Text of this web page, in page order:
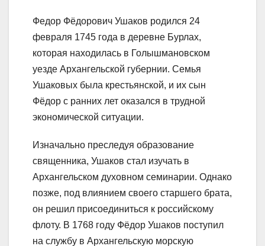
Федор Фёдорович Ушаков родился 24
февраля 1745 года в деревне Бурлах,
которая находилась в Голышмановском
уезде Архангельской губернии. Семья
Ушаковых была крестьянской, и их сын
Фёдор с ранних лет оказался в трудной
экономической ситуации.
Изначально преследуя образование
священника, Ушаков стал изучать в
Архангельском духовном семинарии. Однако
позже, под влиянием своего старшего брата,
он решил присоединиться к российскому
флоту. В 1768 году Фёдор Ушаков поступил
на службу в Архангельскую морскую